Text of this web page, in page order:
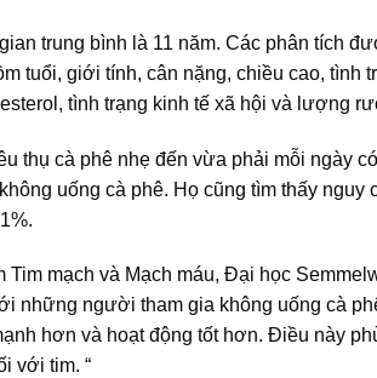
trung bình là 11 năm. Các phân tích
tuổi, giới tính, cân nặng, chiều cao, tình
tình trạng kinh tế xã hội và lượng
thụ cà phê nhẹ đến vừa phải mỗi ngày
uống cà phê. Họ cũng tìm thấy nguy
Tim mạch và Mạch máu, Đại học
những người tham gia không uống cà
hơn và hoạt động tốt hơn. Điều này
với tim. “